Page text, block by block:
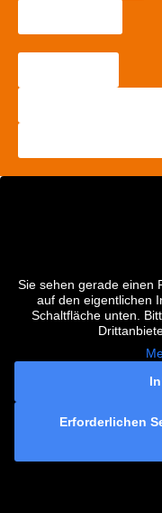
Sie sehen gerade einen
auf den eigentlichen
Schaltfläche unten.
Erforderlichen